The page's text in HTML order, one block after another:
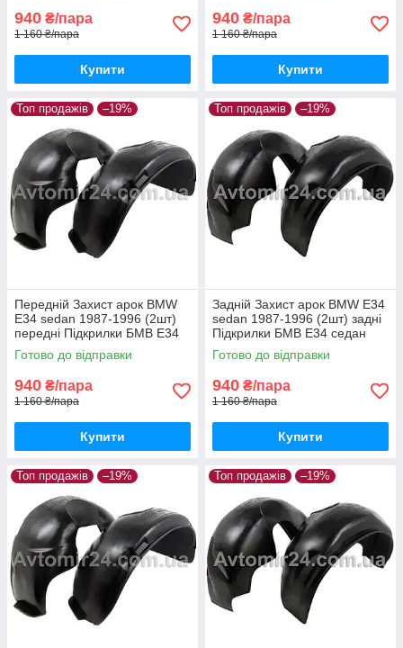
940 ₴/пара
1 160 ₴/пара
Купити
940 ₴/пара
1 160 ₴/пара
Купити
Топ продажів –19%
Передній Захист арок BMW
E34 sedan 1987-1996 (2шт)
передні Підкрилки БМВ Е34
седан пара передніх
Готово до відправки
940 ₴/пара
1 160 ₴/пара
Купити
Топ продажів –19%
Задній Захист арок BMW E34
sedan 1987-1996 (2шт) задні
Підкрилки БМВ Е34 седан
пара задніх
Готово до відправки
940 ₴/пара
1 160 ₴/пара
Купити
Топ продажів –19% Топ продажів –19%